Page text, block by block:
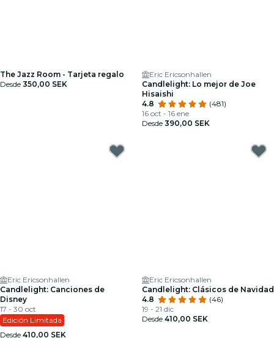
The Jazz Room - Tarjeta regalo
Desde 350,00 SEK
Eric Ericsonhallen
Candlelight: Lo mejor de Joe
Hisaishi
4.8
(481)
16 oct - 16 ene
Desde 390,00 SEK
Eric Ericsonhallen
Candlelight: Canciones de
Disney
17 - 30 oct
Edición Limitada
Desde 410,00 SEK
Eric Ericsonhallen
Candlelight: Clásicos de Navidad
4.8
(46)
19 - 21 dic
Desde 410,00 SEK